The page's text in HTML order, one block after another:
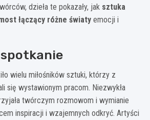
dzieła te pokazały, jak sztuka
łączący różne światy emocji i
wielu miłośników sztuki, którzy z
się wystawionym pracom. Niezwykła
twórczym rozmowom i wymianie
inspiracji i wzajemnych odkryć. Artyści